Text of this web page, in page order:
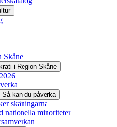
Skåne
i Region Skåne
Så kan du påverka
skåningarna
nationella minoriteter